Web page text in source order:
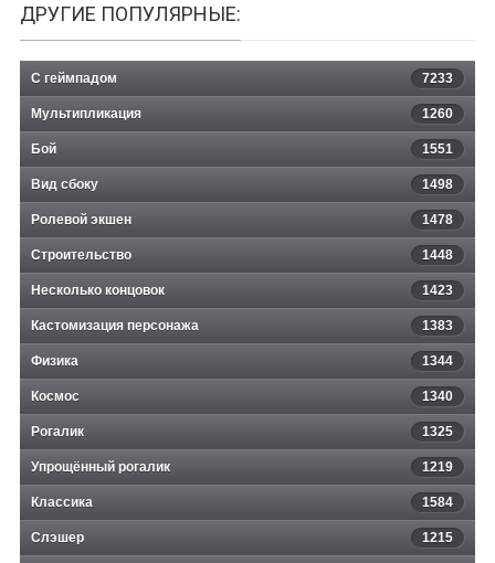
ДРУГИЕ ПОПУЛЯРНЫЕ:
С геймпадом 7233
Мультипликация 1260
Бой 1551
Вид сбоку 1498
Ролевой экшен 1478
Строительство 1448
Несколько концовок 1423
Кастомизация персонажа 1383
Физика 1344
Космос 1340
Рогалик 1325
Упрощённый рогалик 1219
Классика 1584
Слэшер 1215